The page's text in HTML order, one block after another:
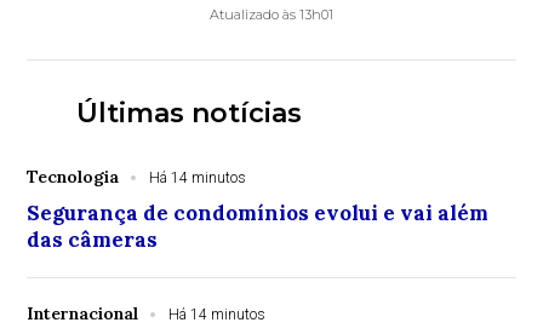
Atualizado às 13h01
Últimas notícias
Tecnologia Há 14 minutos
Segurança de condomínios evolui e vai além
das câmeras
Internacional Há 14 minutos